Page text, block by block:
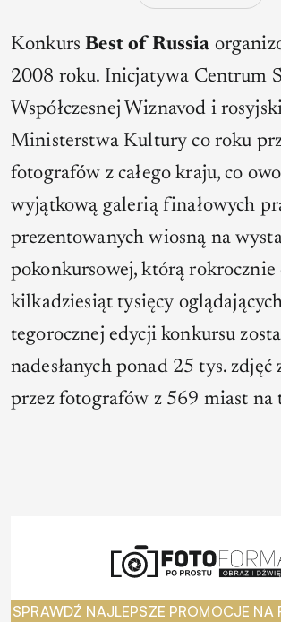
KonkursBest of Russia
2008 roku. Inicjatywa Centrum
Współczesnej Wiznavod i
Ministerstwa Kultury co roku
fotografów z całego kraju, co
wyjątkową galerią finałowych
prezentowanych wiosną na
pokonkursowej, którą rokrocznie
kilkadziesiąt tysięcy
tegorocznej edycji konkursu
nadesłanych ponad 25 tys. zdjęć
przez fotografów z 569 miast na
SPRAWDŹ NAJLEPSZE PROMOCJE NA